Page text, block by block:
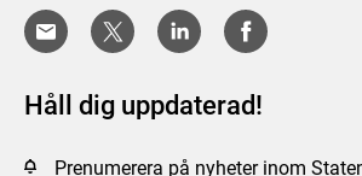
Håll dig uppdaterad!
Prenumerera på nyheter inom